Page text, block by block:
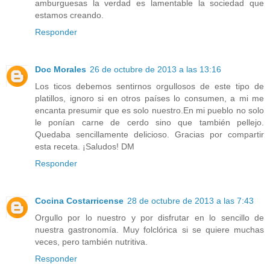
amburguesas la verdad es lamentable la sociedad que
estamos creando.
Responder
Doc Morales 26 de octubre de 2013 a las 13:16
Los ticos debemos sentirnos orgullosos de este tipo de
platillos, ignoro si en otros países lo consumen, a mi me
encanta presumir que es solo nuestro.En mi pueblo no solo
le ponían carne de cerdo sino que también pellejo.
Quedaba sencillamente delicioso. Gracias por compartir
esta receta. ¡Saludos! DM
Responder
Cocina Costarricense 28 de octubre de 2013 a las 7:43
Orgullo por lo nuestro y por disfrutar en lo sencillo de
nuestra gastronomía. Muy folclórica si se quiere muchas
veces, pero también nutritiva.
Responder